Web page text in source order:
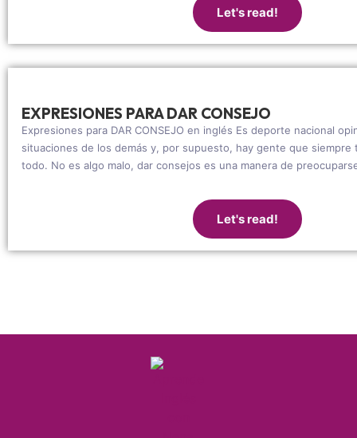
Let's read!
EXPRESIONES PARA DAR CONSEJO
Expresiones para DAR CONSEJO en inglés Es deporte nacional
situaciones de los demás y, por supuesto, hay gente que siempre
todo. No es algo malo, dar consejos es una manera de
Let's read!